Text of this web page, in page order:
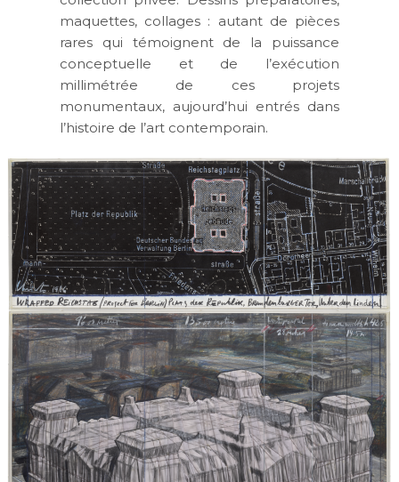
maquettes, collages : autant de pièces
rares qui témoignent de la puissance
conceptuelle et de l’exécution
millimétrée de ces projets
monumentaux, aujourd’hui entrés dans
l’histoire de l’art contemporain.